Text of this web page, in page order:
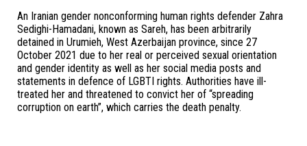
An Iranian gender nonconforming human rights defender Zahra
Sedighi-Hamadani, known as Sareh, has been arbitrarily
detained in Urumieh, West Azerbaijan province, since 27
October 2021 due to her real or perceived sexual orientation
and gender identity as well as her social media posts and
statements in defence of LGBTI rights. Authorities have ill-
treated her and threatened to convict her of “spreading
corruption on earth”, which carries the death penalty.